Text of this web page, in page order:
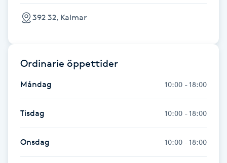
Funktionsanalys
Färgning
Gel naglar
Gelenaglar
392 32, Kalmar
Ordinarie öppettider
Måndag 10:00 - 18:00
Tisdag 10:00 - 18:00
Onsdag 10:00 - 18:00